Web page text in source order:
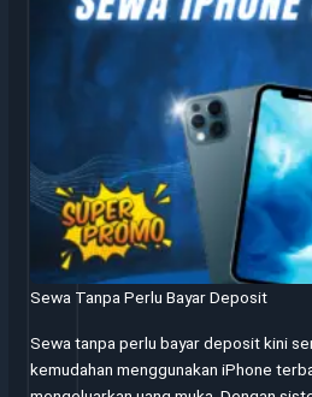
Sewa Tanpa Perlu Bayar Deposit
Sewa tanpa perlu bayar deposit kini
kemudahan menggunakan iPhone